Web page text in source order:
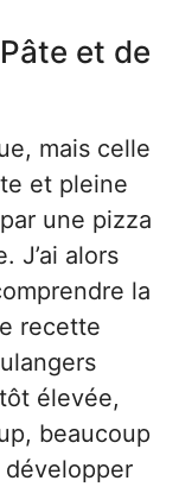
et de
mais celle
et pleine
une pizza
J’ai alors
la
recette
élevée,
beaucoup
développer